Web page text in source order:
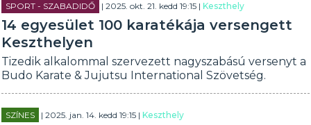
SPORT - SZABADIDŐ | 2025. okt. 21. kedd 19:15 |Keszthely
14 egyesület 100 karatékája versengett
Keszthelyen
Tizedik alkalommal szervezett nagyszabású versenyt a
Budo Karate & Jujutsu International Szövetség.
SZÍNES | 2025. jan. 14. kedd 19:15 |Keszthely